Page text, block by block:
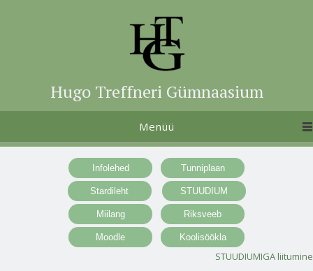
Hugo Treffneri Gümnaasium
Menüü
STUUDIUMIGA liitumine